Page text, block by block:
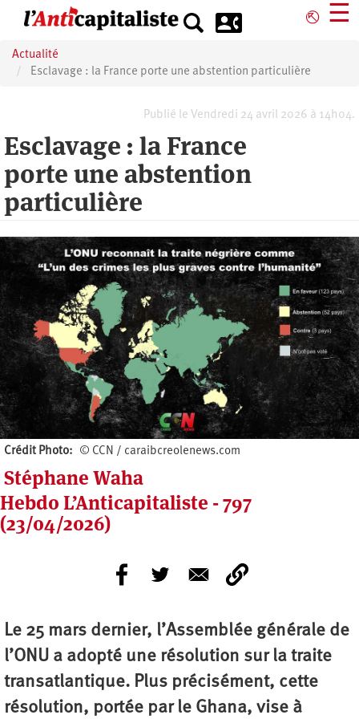
principal
⎋ ☰
Actualité
Esclavage : la France porte une abstention particulière
Publié le Vendredi 24 avril 2026 à 14h04.
Esclavage : la France
porte une abstention
particulière
Crédit Photo © CCN / caraibcreolenews.com
Stéphane Waha
Hebdo L’Anticapitaliste - 797
(23/04/2026)
Le 25 mars dernier, l’Assemblée générale de
l’ONU a adopté une résolution sur la traite
transatlantique. Plus précisément, cette
résolution, portée par le Ghana, vise à